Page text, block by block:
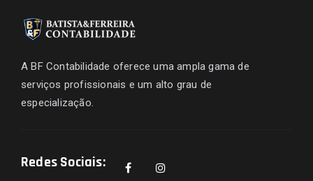
A BF Contabilidade oferece uma ampla gama de
serviços profissionais e um alto grau de
especialização.
Redes Sociais: